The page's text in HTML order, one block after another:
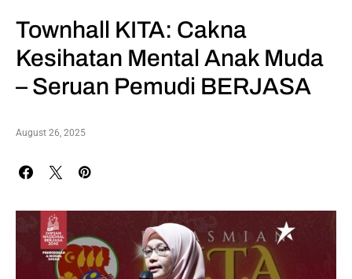
Townhall KITA: Cakna
Kesihatan Mental Anak Muda
– Seruan Pemudi BERJASA
August 26, 2025